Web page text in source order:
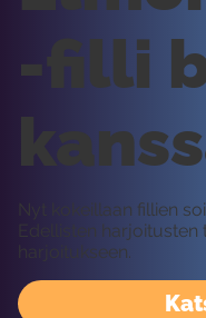
-filli
Nyt kokeillaan fillien
Edellisten
harjoitukseen.